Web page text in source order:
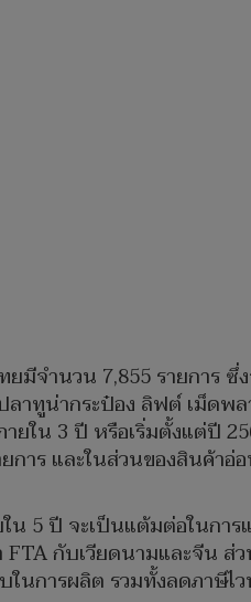
จำนวน 7,855 รายการ ซึ่
ทูน่ากระป๋อง ลิฟต์ เม็ดพล
ใน 3 ปี หรือเริ่มตั้งแต่ปี
าร และในส่วนของสินค้า
5 ปี จะเป็นแต้มต่อในกา
กับเวียดนามและจีน
นการผลิต รวมทั้งลดภาษีไ